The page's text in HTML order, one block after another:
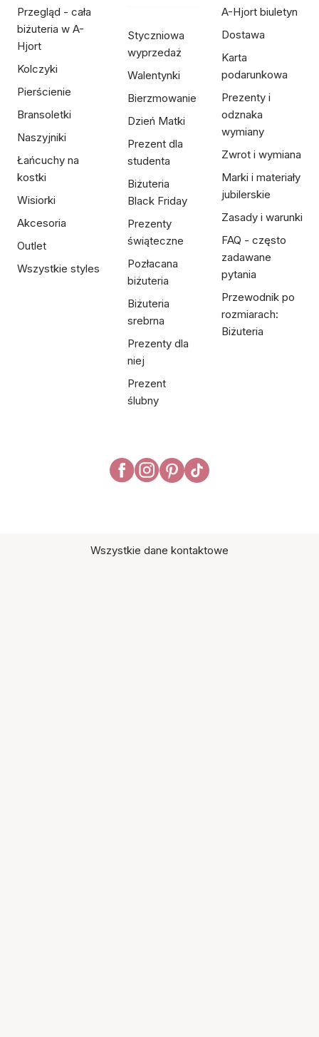
Przegląd - cała
biżuteria w A-
Hjort
Kolczyki
Pierścienie
Bransoletki
Naszyjniki
Łańcuchy na
kostki
Wisiorki
Akcesoria
Outlet
Wszystkie styles
Styczniowa
wyprzedaż
Walentynki
Bierzmowanie
Dzień Matki
Prezent dla
studenta
Biżuteria
Black Friday
Prezenty
świąteczne
Pozłacana
biżuteria
Biżuteria
srebrna
Prezenty dla
niej
Prezent
ślubny
A-Hjort biuletyn
Dostawa
Karta
podarunkowa
Prezenty i
odznaka
wymiany
Zwrot i wymiana
Marki i materiały
jubilerskie
Zasady i warunki
FAQ - często
zadawane
pytania
Przewodnik po
rozmiarach:
Biżuteria
Wszystkie dane kontaktowe